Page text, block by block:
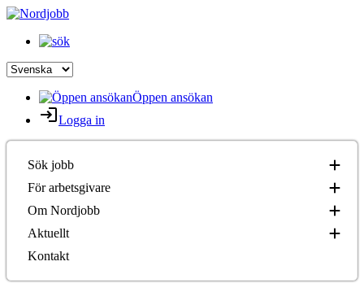
Öppen ansökan
Logga in
Sök jobb
För arbetsgivare
Om Nordjobb
Aktuellt
Kontakt